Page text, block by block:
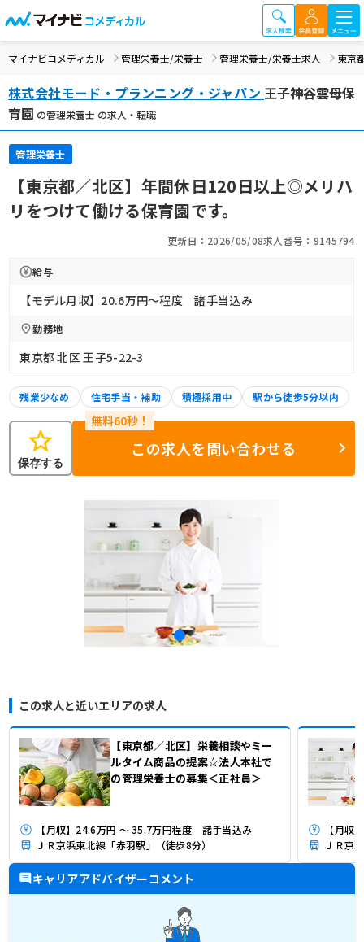
マイナビコメディカル 管理栄養士/栄養士 管理栄養士/栄養士求人 東京
株式会社モード・プランニング・ジャパン 王子神谷雲母保
育園 の管理栄養士 の求人・転職
管理栄養士
【東京都／北区】年間休日120日以上◎メリハ
リをつけて働ける保育園です。
更新日：2026/05/08求人番号：9145794
給与
【モデル月収】20.6万円〜程度 諸手当込み
勤務地
東京都 北区 王子5-22-3
残業少なめ 住宅手当・補助 積極採用中 駅から徒歩5分以内
star
保存する
この求人を問い合わせる
この求人と近いエリアの求人
【東京都／北区】栄養相談やミー
ルタイム商品の提案☆法人本社で
の管理栄養士の募集＜正社員＞
【月収】24.6万円 ～ 35.7万円程度 諸手当込み
ＪＲ京浜東北線「赤羽駅」（徒歩8分）
【月
ＪＲ京
キャリアアドバイザーコメント